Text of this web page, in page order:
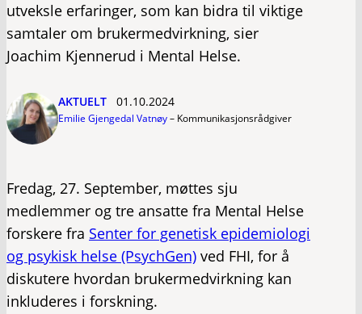
utveksle erfaringer, som kan bidra til viktige
samtaler om brukermedvirkning, sier
Joachim Kjennerud i Mental Helse.
AKTUELT 01.10.2024
Emilie Gjengedal Vatnøy– Kommunikasjonsrådgiver
Fredag, 27. September, møttes sju
medlemmer og tre ansatte fra Mental Helse
forskere fra Senter for genetisk epidemiologi
og psykisk helse (PsychGen) ved FHI, for å
diskutere hvordan brukermedvirkning kan
inkluderes i forskning.